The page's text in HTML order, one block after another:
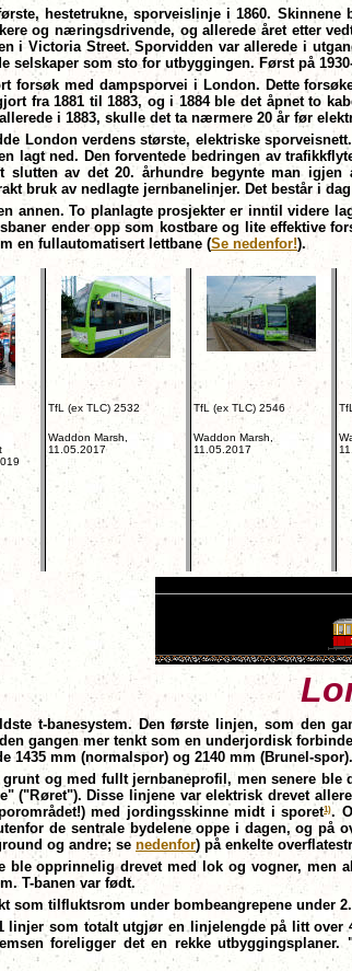
hestetrukne, sporveislinje i 1860.
og næringsdrivende, og allerede året etter
i Victoria Street. Sporvidden var allerede i
selskaper som sto for utbyggingen. Først på
forsøk med dampsporvei i London. Dette
fra 1881 til 1883, og i 1884 ble det åpnet to
i 1883, skulle det ta nærmere 20 år før
London verdens største, elektriske
lagt ned. Den forventede bedringen av
av det 20. århundre begynte man
bruk av nedlagte jernbanelinjer. Det består i
annen. To planlagte prosjekter er inntil videre
ender opp som kostbare og lite effektive
en fullautomatisert lettbane (Se nedenfor!).
TfL (ex TLC) 2532
Waddon Marsh,
11.05.2017
TfL (ex TLC) 2546
Waddon Marsh,
11.05.2017
t-banesystem. Den første linjen, som den
gangen mer tenkt som en underjordisk
1435 mm (normalspor) og 2140 mm (Brunel-
og med fullt jernbaneprofil, men senere
("Røret"). Disse linjene var elektrisk drevet
med jordingsskinne midt i sporet1).
de sentrale bydelene oppe i dagen, og
og andre; se nedenfor) på enkelte
ble opprinnelig drevet med lok og vogner,
T-banen var født.
som tilfluktsrom under bombeangrepene under
linjer som totalt utgjør en linjelengde på litt
foreligger det en rekke